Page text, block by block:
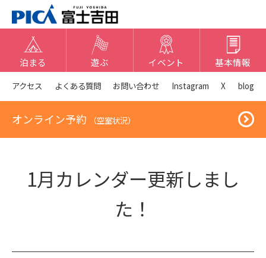
泊まる 遊ぶ イベント 基本情報
アクセス よくある質問 お問い合わせ Instagram X blog
オンライン予約 （空室状況）
1月カレンダー更新しまし
た！